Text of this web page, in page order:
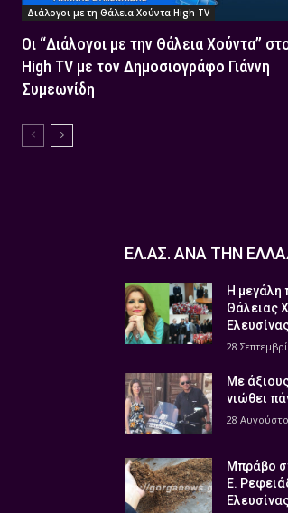
Διάλογοι με τη Θάλεια Χούντα High TV
Οι “Διάλογοι με την Θάλεια Χούντα”
High TV με τον Δημοσιογράφο Γιάννη
Συμεωνίδη
ΕΛ.ΑΣ. ΑΝΑ ΤΗΝ
Η μεγάλη
Θάλειας
28
Με
νιώθει
28
Μπράβο
Ε.